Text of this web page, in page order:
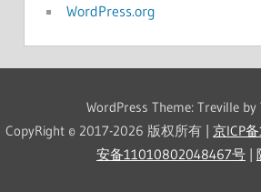
WordPress.org
WordPress Theme: Treville by
CopyRight © 2017-2026 版权所有 |京ICP
安备11010802048467号 |